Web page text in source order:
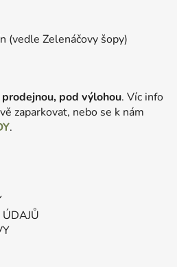
(vedle Zelenáčovy šopy)
pod výlohou. Víc info
zaparkovat, nebo se k nám
.